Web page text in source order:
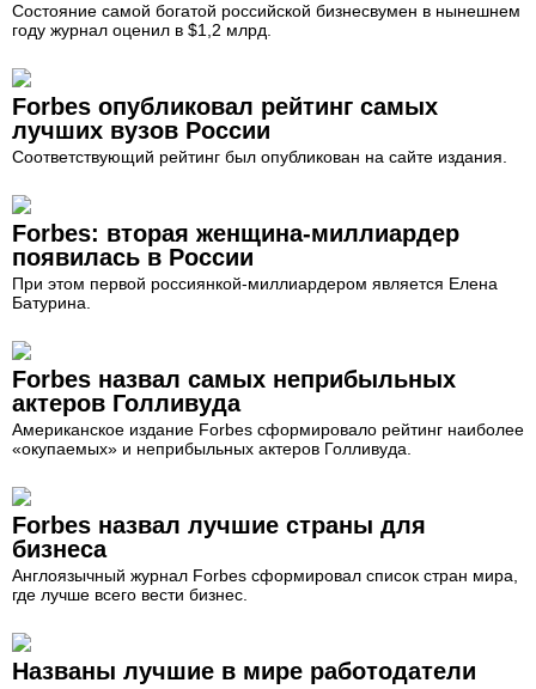
Состояние самой богатой российской бизнесвумен в нынешнем
году журнал оценил в $1,2 млрд.
Forbes опубликовал рейтинг самых
лучших вузов России
Соответствующий рейтинг был опубликован на сайте издания.
Forbes: вторая женщина-миллиардер
появилась в России
При этом первой россиянкой-миллиардером является Елена
Батурина.
Forbes назвал самых неприбыльных
актеров Голливуда
Американское издание Forbes сформировало рейтинг наиболее
«окупаемых» и неприбыльных актеров Голливуда.
Forbes назвал лучшие страны для
бизнеса
Англоязычный журнал Forbes сформировал список стран мира,
где лучше всего вести бизнес.
Названы лучшие в мире работодатели